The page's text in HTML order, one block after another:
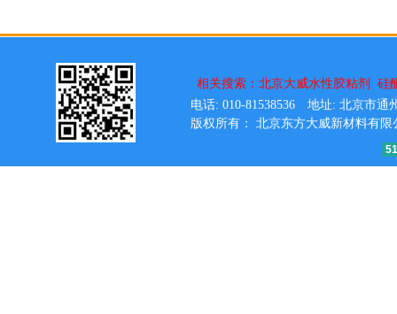
相关搜索： 北京大威水性胶粘剂
硅
电话: 010-81538536 地址: 北京
版权所有： 北京东方大威新材料有